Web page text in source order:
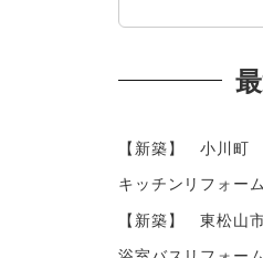
【新築】 小川町
キッチンリフォ
【新築】 東松山